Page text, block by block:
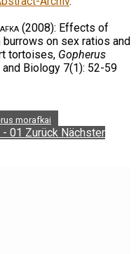
(2008): Effects of
on sex ratios and
tortoises, Gopherus
Biology 7(1): 52-59
morafkai
01 Zurück Nächster